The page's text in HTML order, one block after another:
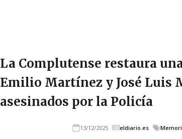
La Complutense restaura
Emilio Martínez y José Luis
asesinados por la Policía
13/12/2025 eldiario.es